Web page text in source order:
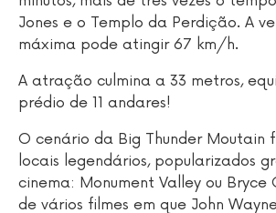
Jones e o Templo da Perdição. A
máxima pode atingir 67 km/h.
A atração culmina a 33 metros,
prédio de 11 andares!
O cenário da Big Thunder Moutain
locais legendários, popularizados
cinema: Monument Valley ou Bryce
de vários filmes em que John